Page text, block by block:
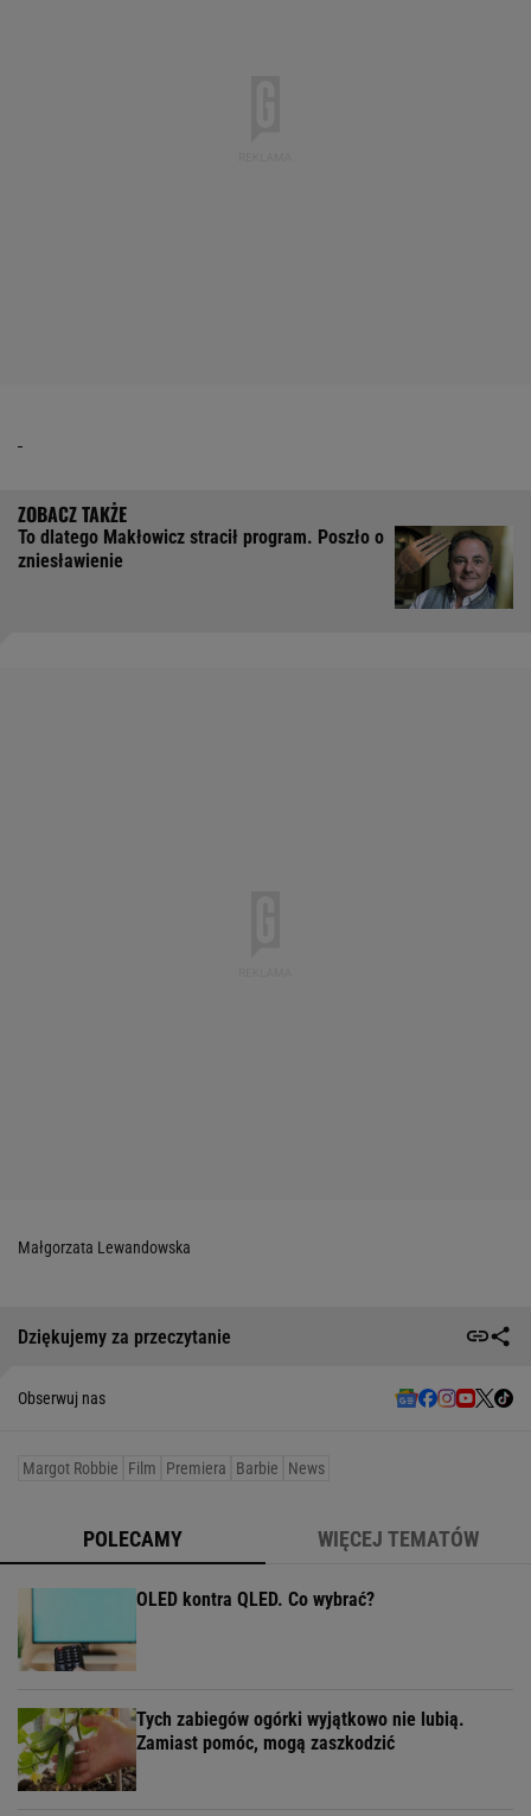
To dlatego Makłowicz stracił program. Poszło o
zniesławienie
Małgorzata Lewandowska
Dziękujemy za przeczytanie
Obserwuj nas
Margot Robbie Film Premiera Barbie News
POLECAMY WIĘCEJ TEMATÓW
OLED kontra QLED. Co wybrać?
Tych zabiegów ogórki wyjątkowo nie lubią.
Zamiast pomóc, mogą zaszkodzić